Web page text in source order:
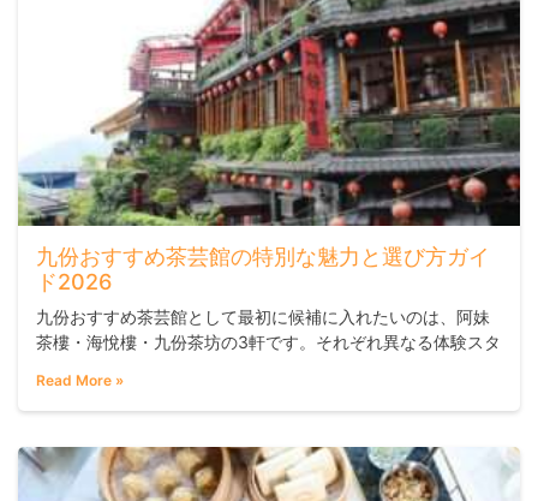
九份おすすめ茶芸館の特別な魅力と選び方ガイ
ド2026
九份おすすめ茶芸館として最初に候補に入れたいのは、阿妹
茶樓・海悅樓・九份茶坊の3軒です。それぞれ異なる体験スタ
られる点が共通しています。九份老街が初めての方、雨の日
や平日に人混みを避けてゆっくり山城の雰囲気を感じたい方
に向いています。
Read More »